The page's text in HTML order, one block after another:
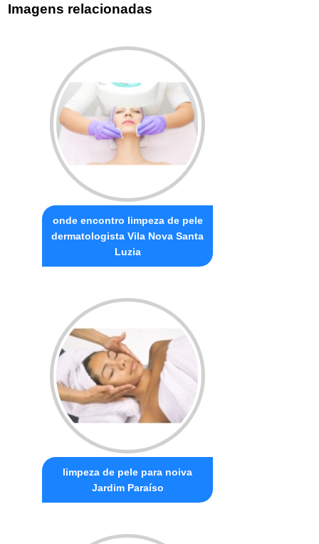
Imagens relacionadas
onde encontro limpeza de pele
dermatologista Vila Nova Santa
Luzia
limpeza de pele para noiva
Jardim Paraíso